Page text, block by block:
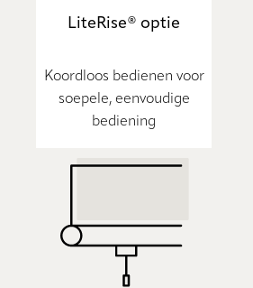
LiteRise® optie
Koordloos bedienen voor
soepele, eenvoudige
bediening